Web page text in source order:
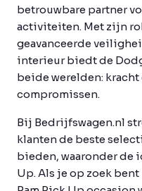
betrouwbare partner
activiteiten. Met zijn
geavanceerde
interieur biedt de
beide werelden:
compromissen.
Bij Bedrijfswagen.nl
klanten de beste
bieden, waaronder de
Up. Als je op zoek